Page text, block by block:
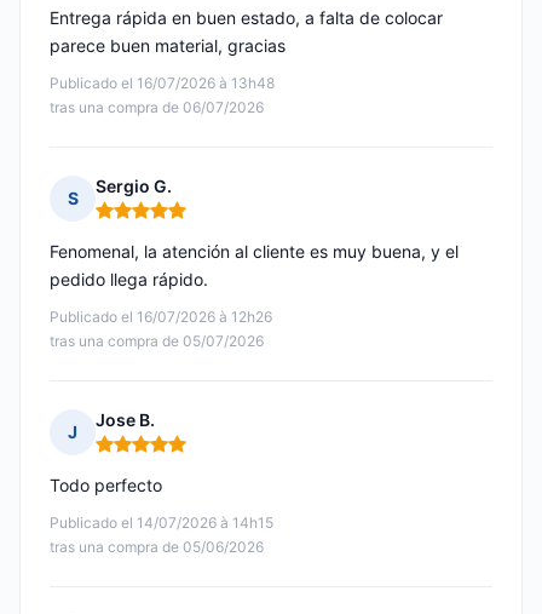
Publicado el 16/07/2026 à 13h48
tras una compra de 06/07/2026
Entrega rápida en buen estado, a falta de colocar
parece buen material, gracias
S
Sergio G.
Nota: 5 de 5
Publicado el 16/07/2026 à 12h26
tras una compra de 05/07/2026
Fenomenal, la atención al cliente es muy buena, y el
pedido llega rápido.
J
Jose B.
Nota: 5 de 5
Publicado el 14/07/2026 à 14h15
tras una compra de 05/06/2026
Todo perfecto